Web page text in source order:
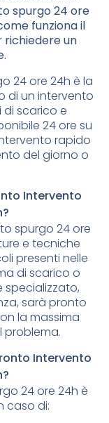
spurgo 24 ore
funziona il
un
24 ore 24h è la
di un intervento
di scarico e
24 ore su
rapido
del giorno o
Intervento
spurgo 24 ore
e tecniche
presenti nelle
di scarico o
specializzato,
sarà pronto
la massima
problema.
Intervento
24 ore 24h è
caso di: